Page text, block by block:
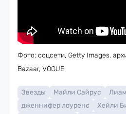
Фото: соцсети, Getty Images,
Bazaar, VOGUE
Звезды Майли Сайрус
дженнифер лоуренс
Хейли